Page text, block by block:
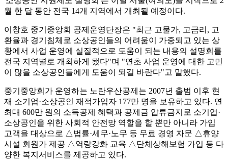
월 한 달 동안 전국 14개 지역에서 개최될 예정이다.
이창호 중기중앙회 공제운영단장은 "최근 고물가, 고금리, 고
환율과 경기침체로 소상공인들의 어려움이 가중되고 있는 상
황에서 사업 운영에 실질적으로 도움이 되는 내용의 설명회를
전국 지역별로 개최하게 됐다"며 "연초 사업 운영에 대한 고민
이 많을 소상공인들에게 도움이 되길 바란다"고 말했다.
중기중앙회가 운영하는 노란우산공제는 2007년 출범 이후 현
재 소기업·소상공인 재적가입자 177만 명을 보유하고 있다. 연
최대 600만 원의 소득공제 혜택과 공제금 압류금지로 소기업·
소상공인을 위한 사회적 안전망 역할을 할 뿐만 아니라 가입
고객을 대상으로 △법률·세무·노무 등 무료 경영 자문 △휴양
시설 회원가 제공 △역량강화 교육 △단체상해보험 가입 등 다
양한 복지서비스를 제공하고 있다.